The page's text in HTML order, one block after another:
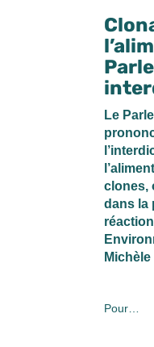
Le
clones,
dans la
Pour…